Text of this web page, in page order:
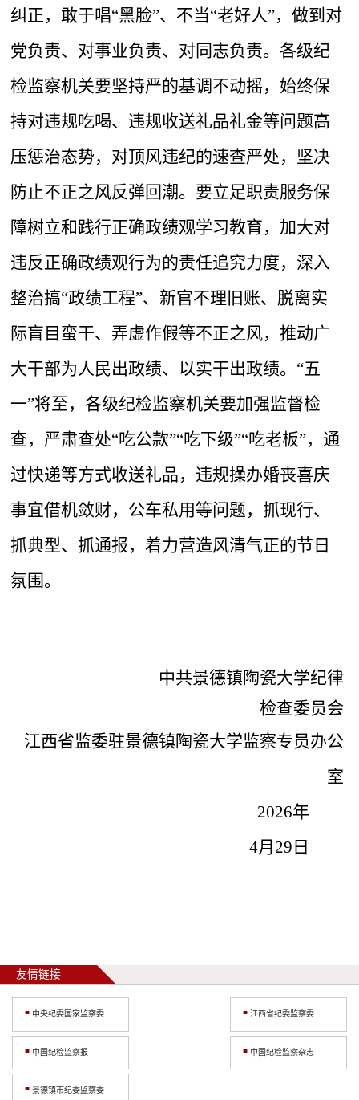
纠正，敢于唱“黑脸”、不当“老好人”，做到对
党负责、对事业负责、对同志负责。各级纪
检监察机关要坚持严的基调不动摇，始终保
持对违规吃喝、违规收送礼品礼金等问题高
压惩治态势，对顶风违纪的速查严处，坚决
防止不正之风反弹回潮。要立足职责服务保
障树立和践行正确政绩观学习教育，加大对
违反正确政绩观行为的责任追究力度，深入
整治搞“政绩工程”、新官不理旧账、脱离实
际盲目蛮干、弄虚作假等不正之风，推动广
大干部为人民出政绩、以实干出政绩。“五
一”将至，各级纪检监察机关要加强监督检
查，严肃查处“吃公款”“吃下级”“吃老板”，通
过快递等方式收送礼品，违规操办婚丧喜庆
事宜借机敛财，公车私用等问题，抓现行、
抓典型、抓通报，着力营造风清气正的节日
氛围。
中共景德镇陶瓷大学纪律
检查委员会
江西省监委驻景德镇陶瓷大学监察专员办公
室
2026年
4月 29 日
友情链接
中央纪委国家监察委 江西省纪委监察委
中国纪检监察报 中国纪检监察杂志
景德镇市纪委监察委